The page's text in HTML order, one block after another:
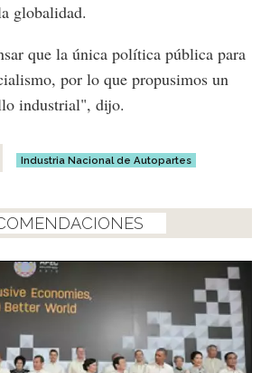
globalidad.
que la única política pública para
por lo que propusimos un
industrial", dijo.
Industria Nacional de Autopartes